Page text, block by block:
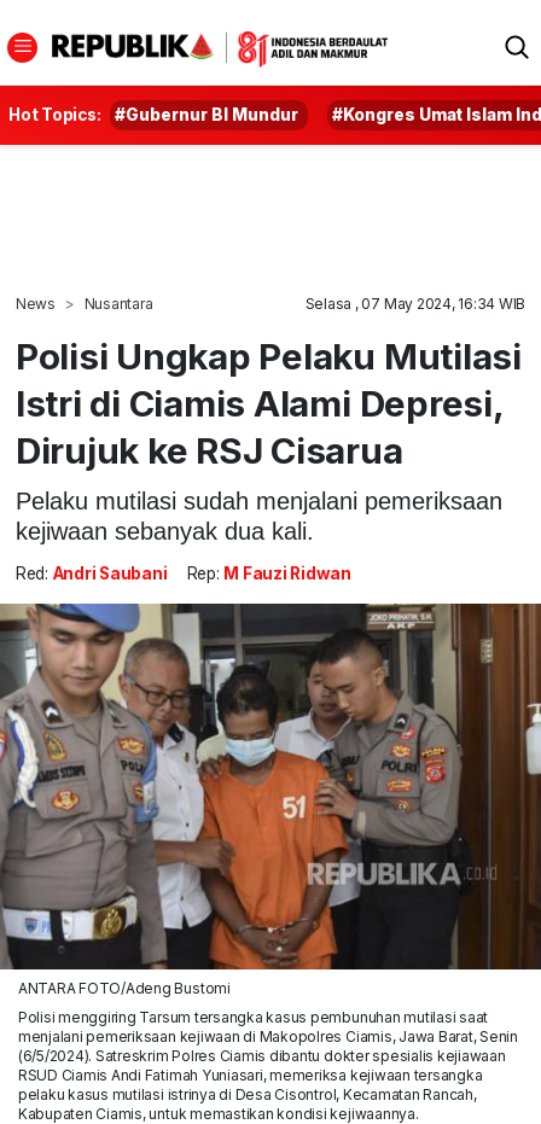
Hot Topics: #Gubernur BI Mundur #Kongres Umat Islam
News Nusantara Selasa , 07 May 2024, 16:34 WIB
Polisi Ungkap Pelaku Mutilasi
Istri di Ciamis Alami Depresi,
Dirujuk ke RSJ Cisarua
Pelaku mutilasi sudah menjalani pemeriksaan
kejiwaan sebanyak dua kali.
Red: Andri Saubani Rep: M Fauzi Ridwan
ANTARA FOTO/Adeng Bustomi
Polisi menggiring Tarsum tersangka kasus pembunuhan mutilasi saat
menjalani pemeriksaan kejiwaan di Makopolres Ciamis, Jawa Barat, Senin
(6/5/2024). Satreskrim Polres Ciamis dibantu dokter spesialis kejiawaan
RSUD Ciamis Andi Fatimah Yuniasari, memeriksa kejiwaan tersangka
pelaku kasus mutilasi istrinya di Desa Cisontrol, Kecamatan Rancah,
Kabupaten Ciamis, untuk memastikan kondisi kejiwaannya.